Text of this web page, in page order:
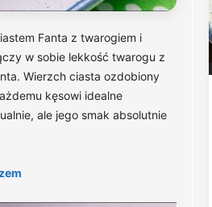
Fanta z twarogiem i
w sobie lekkość twarogu z
Wierzch ciasta ozdobiony
kęsowi idealne
ale jego smak absolutnie